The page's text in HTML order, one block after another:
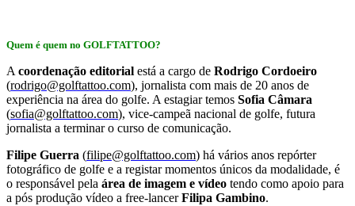
Quem é quem no GOLFTATTOO?
Acoordenação editorial está a cargo de Rodrigo Cordoeiro
(rodrigo@golftattoo.com), jornalista com mais de 20 anos de
experiência na área do golfe. A estagiar temos Sofia Câmara
(sofia@golftattoo.com), vice-campeã nacional de golfe, futura
jornalista a terminar o curso de comunicação.
Filipe Guerra (filipe@golftattoo.com) há vários anos repórter
fotográfico de golfe e a registar momentos únicos da modalidade, é
o responsável pela área de imagem e vídeo tendo como apoio para
a pós produção vídeo a free-lancerFilipa Gambino.